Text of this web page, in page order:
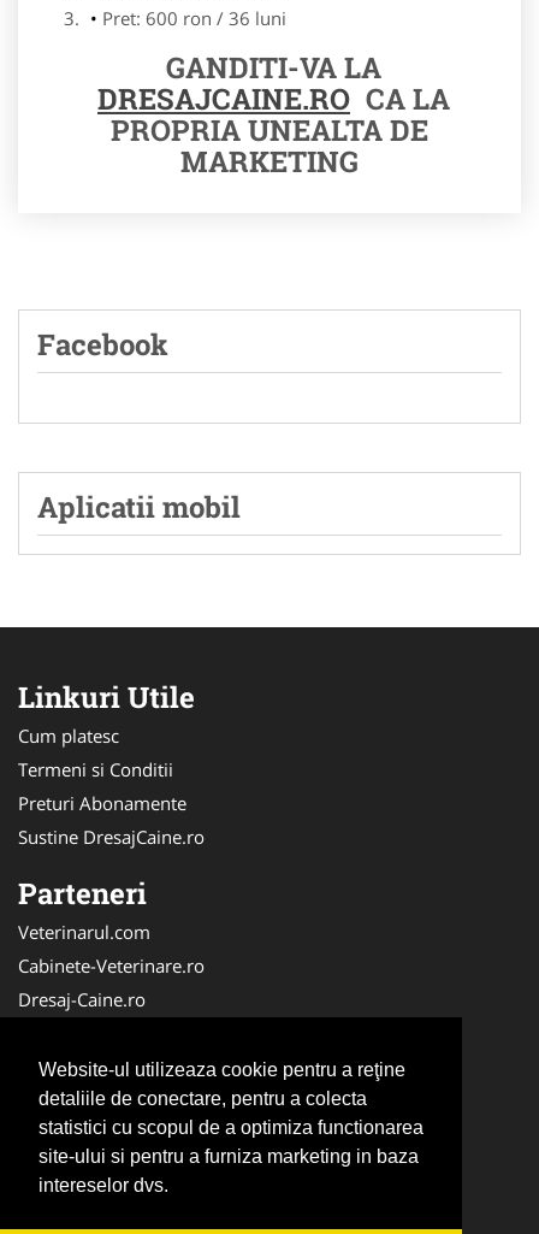
Website-ul utilizeaza cookie pentru a reţine
detaliile de conectare, pentru a colecta
statistici cu scopul de a optimiza functionarea
site-ului si pentru a furniza marketing in baza
intereselor dvs.
Pret: 600 ron / 36 luni
GANDITI-VA LA
DRESAJCAINE.RO CA LA
PROPRIA UNEALTA DE
MARKETING
Facebook
Aplicatii mobil
Linkuri Utile
Cum platesc
Termeni si Conditii
Preturi Abonamente
Sustine DresajCaine.ro
Parteneri
Veterinarul.com
Cabinete-Veterinare.ro
Dresaj-Caine.ro
Medic-Bun.com
SalonFrizerieCanina.com
DresajCaine.ro
NonStopDeschis.ro